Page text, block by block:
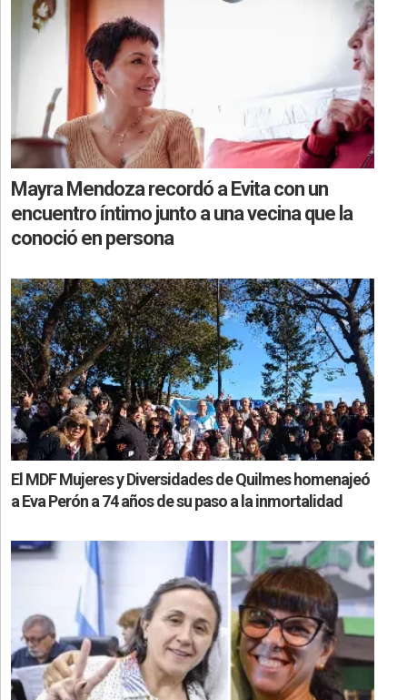
Mayra Mendoza recordó a Evita con un
encuentro íntimo junto a una vecina que la
conoció en persona
El MDF Mujeres y Diversidades de Quilmes homenajeó
a Eva Perón a 74 años de su paso a la inmortalidad